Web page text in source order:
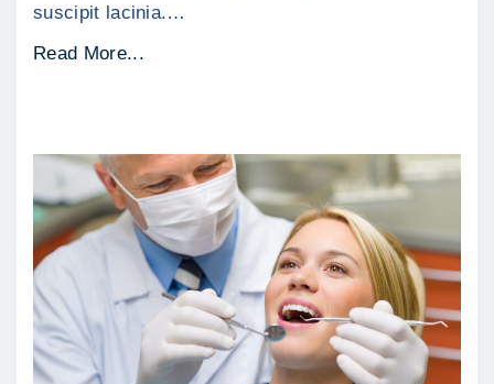
o
"
suscipit lacinia.…
Read More..."
a
m
a
c
i